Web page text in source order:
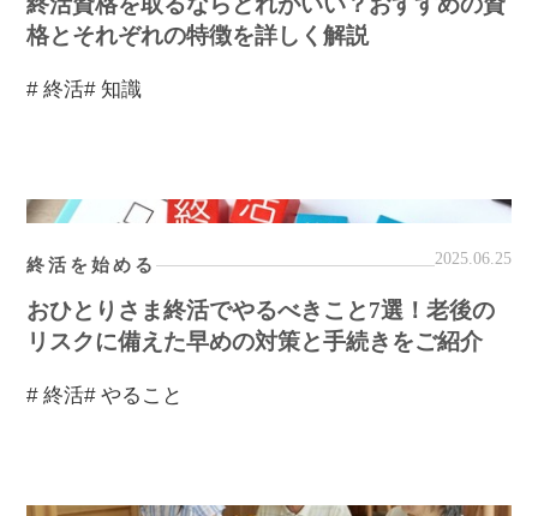
格とそれぞれの特徴を詳しく解説
# 終活# 知識
終活を始める 2025.06.25
おひとりさま終活でやるべきこと7選！老後の
リスクに備えた早めの対策と手続きをご紹介
# 終活# やること